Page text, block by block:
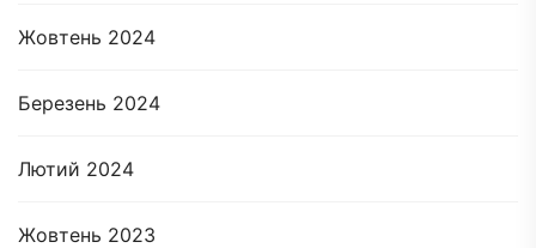
Жовтень 2024
Березень 2024
Лютий 2024
Жовтень 2023